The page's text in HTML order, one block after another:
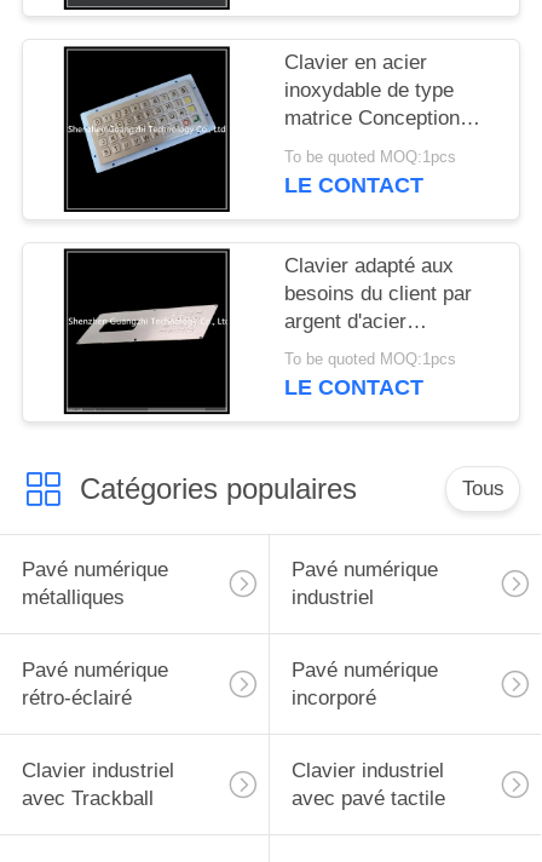
Clavier en acier
inoxydable de type
matrice Conception
personnalisée avec 40
boutons pinpad
To be quoted MOQ:1pcs
LE CONTACT
Clavier adapté aux
besoins du client par
argent d'acier
inoxydable avec l'écran
mené pour
To be quoted MOQ:1pcs
LE CONTACT
Catégories populaires Tous
Pavé numérique
métalliques
Pavé numérique
industriel
Pavé numérique
rétro-éclairé
Pavé numérique
incorporé
Clavier industriel
avec Trackball
Clavier industriel
avec pavé tactile